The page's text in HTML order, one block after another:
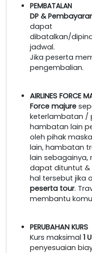
PEMBATALAN
DP &
dapat
dibatalkan/
jadwal.
Jika peserta
pengembalian.
AIRLINES FORCE
Force majure
keterlambatan /
hambatan lain
oleh pihak
lain, hambatan
lain sebagainya,
dapat dituntut &
hal tersebut jika
peserta tour.
membantu
PERUBAHAN KURS
Kurs maksimal 1
penyesuaian